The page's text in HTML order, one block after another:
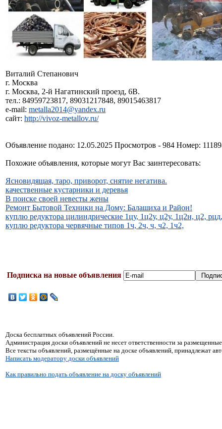
Виталий Степанович
г. Москва
г. Москва, 2-й Нагатинский проезд, 6В.
тел.: 84959723817, 89031217848, 89015463817
e-mail: metalla2014@yandex.ru
сайт: http://vivoz-metallov.ru/
Объявление подано: 12.05.2025 Просмотров - 984 Номер:
Похожие объявления, которые могут Вас заинтересовать:
Ясновидящая, таро, приворот, снятие негатива.
качественные кустарники и деревья
В поиске своей невесты жены
Ремонт Бытовой Техники на Дому: Балашиха и Район!
куплю редуктора цилиндрические 1цу, 1ц2у, ц2у, 1ц2н, ц2,
куплю редуктора червячные типов 1ч, 2ч, ч, ч2, 1ч2,
Подписка на новые объявления
Доска бесплатных объявлений России.
Администрация доски объявлений не несет ответственности за
Все тексты объявлений, размещённые на доске объявлений, принадлежат
Написать модератору доски объявлений
Как правильно подать объявление на доску объявлений